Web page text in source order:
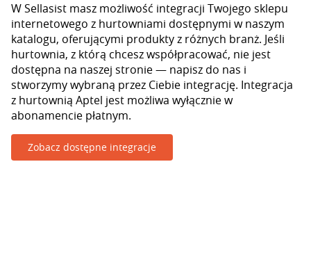
W Sellasist masz możliwość integracji Twojego sklepu
internetowego z hurtowniami dostępnymi w naszym
katalogu, oferującymi produkty z różnych branż. Jeśli
hurtownia, z którą chcesz współpracować, nie jest
dostępna na naszej stronie — napisz do nas i
stworzymy wybraną przez Ciebie integrację. Integracja
z hurtownią Aptel jest możliwa wyłącznie w
abonamencie płatnym.
Zobacz dostępne integracje